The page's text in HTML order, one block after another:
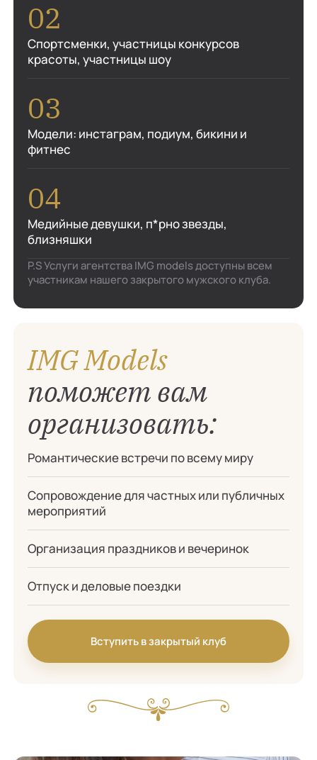
IMG Models
поможет вам
организовать:
Романтические встречи по всему миру
Сопровождение для частных или публичных
мероприятий
Организация праздников и вечеринок
Отпуск и деловые поездки
Вступить в закрытый клуб
Спортсменки, участницы конкурсов
красоты, участницы шоу
Модели: инстаграм, подиум, бикини и
фитнес
Медийные девушки, п*рно звезды,
близняшки
P.S Услуги агентства IMG models доступны всем
участникам нашего закрытого мужского клуба.